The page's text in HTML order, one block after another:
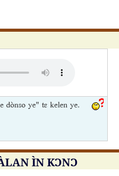
ye" tɛ kelen ye.
ÌN KƆNƆ